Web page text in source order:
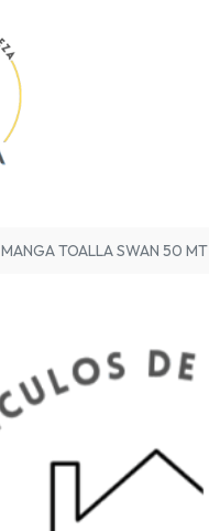
MANGA TOALLA SWAN 50 MT